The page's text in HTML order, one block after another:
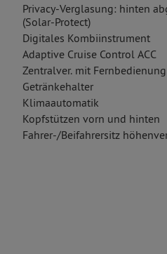
Privacy-Verglasung: hinten
(Solar-Protect)
Digitales Kombiinstrument
Adaptive Cruise Control ACC
Zentralver. mit Fernbedienung
Getränkehalter
Klimaautomatik
Kopfstützen vorn und hinten
Fahrer-/Beifahrersitz